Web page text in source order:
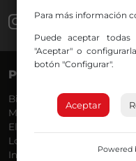
PROGRAMAS
Bilbosport
Más Música
El Madrugador
Lo Más Nuevo
Informativos
Para más información
Puede aceptar
"Aceptar" o
botón "Configurar".
Aceptar
Powered